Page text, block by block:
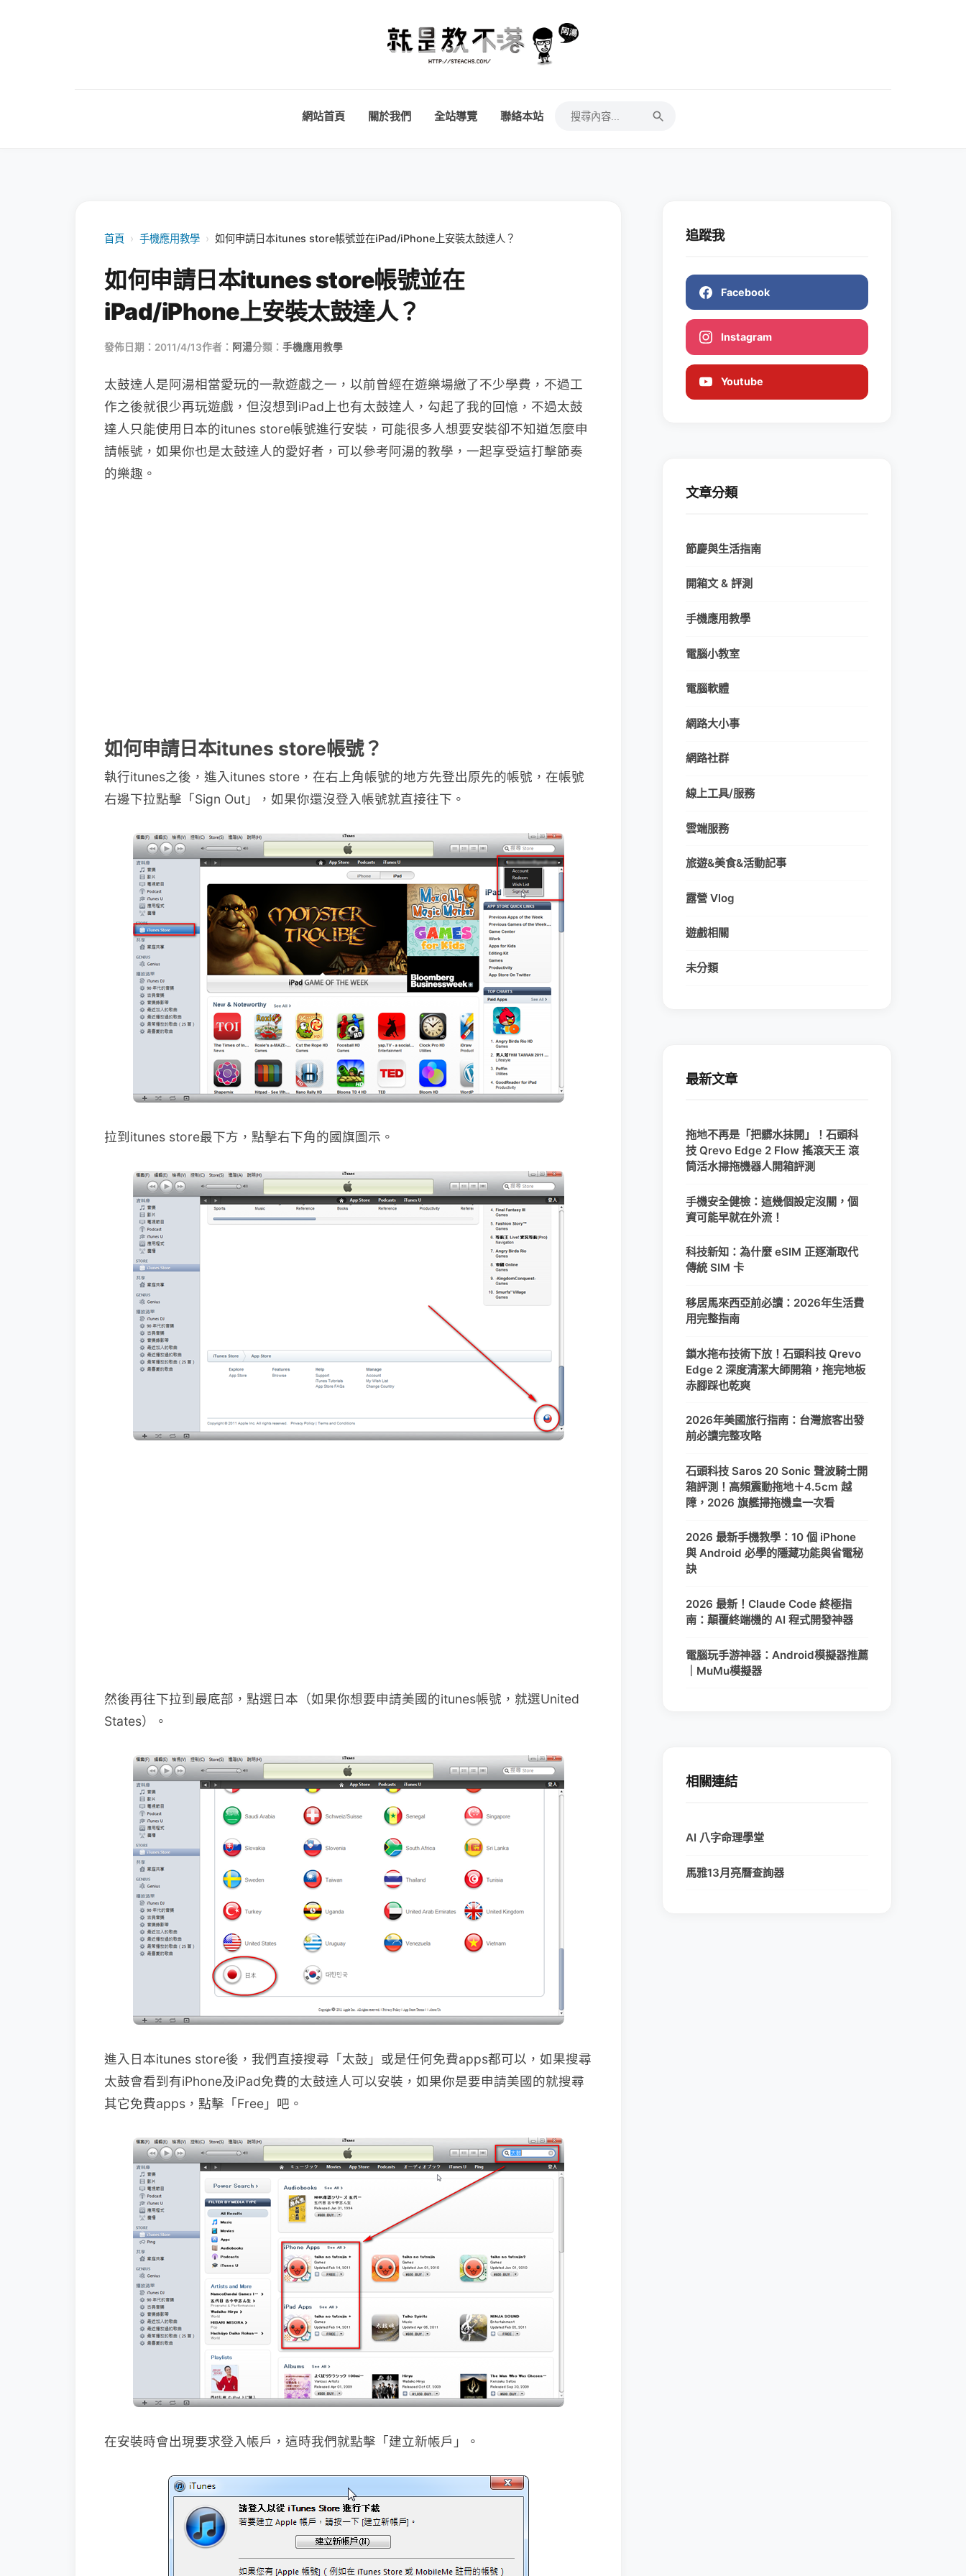
網站首頁 關於我們 全站導覽 聯絡本站
首頁 › 手機應用教學 › 如何申請日本itunes store帳號並在iPad/iPhone上安裝太鼓達人？
如何申請日本itunes store帳號並在
iPad/iPhone上安裝太鼓達人？
發佈日期：2011/4/13作者： 阿湯分類： 手機應用教學
太鼓達人是阿湯相當愛玩的一款遊戲之一，以前曾經在遊樂場繳了不少學費，不過工
作之後就很少再玩遊戲，但沒想到iPad上也有太鼓達人，勾起了我的回憶，不過太鼓
達人只能使用日本的itunes store帳號進行安裝，可能很多人想要安裝卻不知道怎麼申
請帳號，如果你也是太鼓達人的愛好者，可以參考阿湯的教學，一起享受這打擊節奏
的樂趣。
如何申請日本itunes store帳號？
執行itunes之後，進入itunes store，在右上角帳號的地方先登出原先的帳號，在帳號
右邊下拉點擊「Sign Out」，如果你還沒登入帳號就直接往下。
拉到itunes store最下方，點擊右下角的國旗圖示。
然後再往下拉到最底部，點選日本（如果你想要申請美國的itunes帳號，就選United
States）。
進入日本itunes store後，我們直接搜尋「太鼓」或是任何免費apps都可以，如果搜尋
太鼓會看到有iPhone及iPad免費的太鼓達人可以安裝，如果你是要申請美國的就搜尋
其它免費apps，點擊「Free」吧。
在安裝時會出現要求登入帳戶，這時我們就點擊「建立新帳戶」。
追蹤我
Facebook
Instagram
Youtube
文章分類
節慶與生活指南
開箱文 & 評測
手機應用教學
電腦小教室
電腦軟體
網路大小事
網路社群
線上工具/服務
雲端服務
旅遊&美食&活動記事
露營 Vlog
遊戲相關
未分類
最新文章
拖地不再是「把髒水抹開」！石頭科
技 Qrevo Edge 2 Flow 搖滾天王 滾
筒活水掃拖機器人開箱評測
手機安全健檢：這幾個設定沒關，個
資可能早就在外流！
科技新知：為什麼 eSIM 正逐漸取代
傳統 SIM 卡
移居馬來西亞前必讀：2026年生活費
用完整指南
鎖水拖布技術下放！石頭科技 Qrevo
Edge 2 深度清潔大師開箱，拖完地板
赤腳踩也乾爽
2026年美國旅行指南：台灣旅客出發
前必讀完整攻略
石頭科技 Saros 20 Sonic 聲波騎士開
箱評測！高頻震動拖地＋4.5cm 越
障，2026 旗艦掃拖機皇一次看
2026 最新手機教學：10 個 iPhone
與 Android 必學的隱藏功能與省電秘
訣
2026 最新！Claude Code 終極指
南：顛覆終端機的 AI 程式開發神器
電腦玩手游神器：Android模擬器推薦
｜MuMu模擬器
相關連結
AI 八字命理學堂
馬雅13月亮曆查詢器